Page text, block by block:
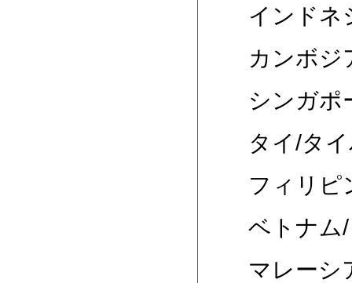
インドネ
カンボジ
シンガポ
タイ/タ
フィリピ
ベトナム
マレーシ